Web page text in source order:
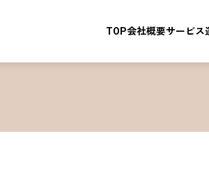
TOP会社概要サービス